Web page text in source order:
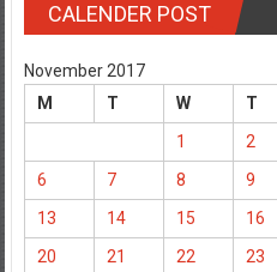
November 2017
1
2
6
7 8 9
13
14 15 16
20
21 22 23
27
28 29 30